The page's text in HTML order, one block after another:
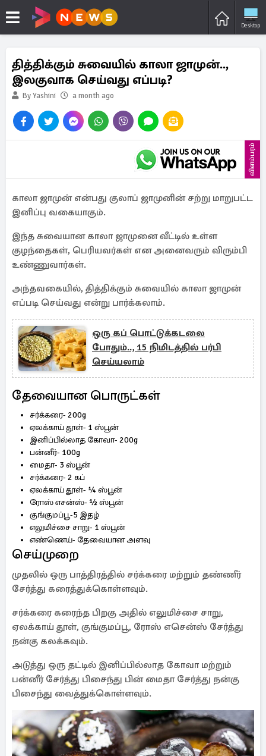
Desktop
தித்திக்கும் சுவையில் காலா ஜாமுன்..,
இலகுவாக செய்வது எப்படி?
By Yashini a month ago
விளம்பரம்
காலா ஜாமுன் என்பது குலாப் ஜாமுனின் சற்று மாறுபட்ட
இனிப்பு வகையாகும்.
இந்த சுவையான காலா ஜாமுனை வீட்டில் உள்ள
குழந்தைகள், பெரியவர்கள் என அனைவரும் விரும்பி
உண்ணுவார்கள்.
அந்தவகையில், தித்திக்கும் சுவையில் காலா ஜாமுன்
எப்படி செய்வது என்று பார்க்கலாம்.
ஒரு கப் பொட்டுக்கடலை
போதும்.., 15 நிமிடத்தில் பர்பி
செய்யலாம்
தேவையான பொருட்கள்
சர்க்கரை- 200g
ஏலக்காய் தூள்- 1 ஸ்பூன்
இனிப்பில்லாத கோவா- 200g
பன்னீர்- 100g
மைதா- 3 ஸ்பூன்
சர்க்கரை- 2 கப்
ஏலக்காய் தூள்- ¼ ஸ்பூன்
ரோஸ் எசன்ஸ்- ½ ஸ்பூன்
குங்குமப்பூ-5 இதழ்
எலுமிச்சை சாறு- 1 ஸ்பூன்
எண்ணெய்- தேவையான அளவு
செய்முறை
முதலில் ஒரு பாத்திரத்தில் சர்க்கரை மற்றும் தண்ணீர்
சேர்த்து கரைத்துக்கொள்ளவும்.
சர்க்கரை கரைந்த பிறகு அதில் எலுமிச்சை சாறு,
ஏலக்காய் தூள், குங்குமப்பூ, ரோஸ் எசென்ஸ் சேர்த்து
நன்கு கலக்கவும்.
அடுத்து ஒரு தட்டில் இனிப்பில்லாத கோவா மற்றும்
பன்னீர் சேர்த்து பிசைந்து பின் மைதா சேர்த்து நன்கு
பிசைந்து வைத்துக்கொள்ளவும்.